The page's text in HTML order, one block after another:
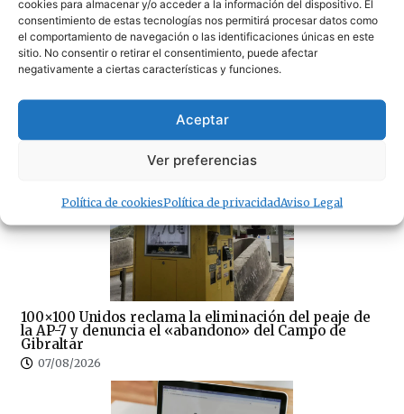
cookies para almacenar y/o acceder a la información del dispositivo. El
consentimiento de estas tecnologías nos permitirá procesar datos como
el comportamiento de navegación o las identificaciones únicas en este
sitio. No consentir o retirar el consentimiento, puede afectar
negativamente a ciertas características y funciones.
Aceptar
Ver preferencias
Política de cookiesPolítica de privacidadAviso Legal
08/08/2026
se convierte en una pesadilla” (video)
100×100 Unidos reclama la eliminación del peaje de
la AP-7 y denuncia el «abandono» del Campo de
Gibraltar
07/08/2026